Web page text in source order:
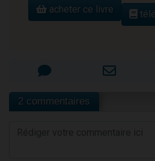
acheter ce livre
2 commentaires